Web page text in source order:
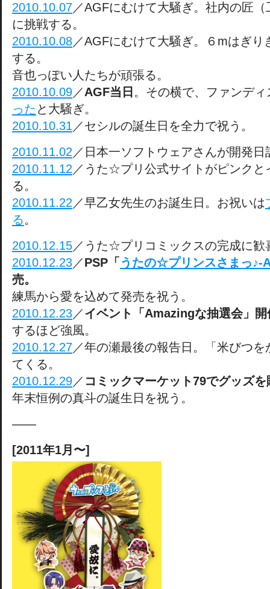
2010.10.07／AGFにむけて大騒ぎ。社内の匠
に挑戦する。
2010.10.08／AGFにむけて大騒ぎ。６mはぎり
する。
音也っぽい人たちが頑張る。
2010.10.09／AGF当日 。その横で、ファンディ
った と大騒ぎ。
2010.10.31 ／セシルの誕生日を全力で祝う。
2010.11.02 ／日本一ソフトウェアさんが開発日
2010.11.12 ／うた☆プリ公式サイトがピンクと
る。
2010.11.22 ／早乙女先生のお誕生日。お祝いは
る。
2010.12.15／うた☆プリコミックスの完成に歓
2010.12.23／PSP「 うたの☆プリンスさまっ♪-
売。
練馬から愛を込めて発売を祝う。
2010.12.23／イベント「Amazingな抽選会」開
するほど強風。
2010.12.27／年の瀬最後の報告日。「米びつ
てくる。
2010.12.29／ コミックマーケット79でグッズを
年末恒例の真斗の誕生日を祝う。
——
[2011年1月〜]